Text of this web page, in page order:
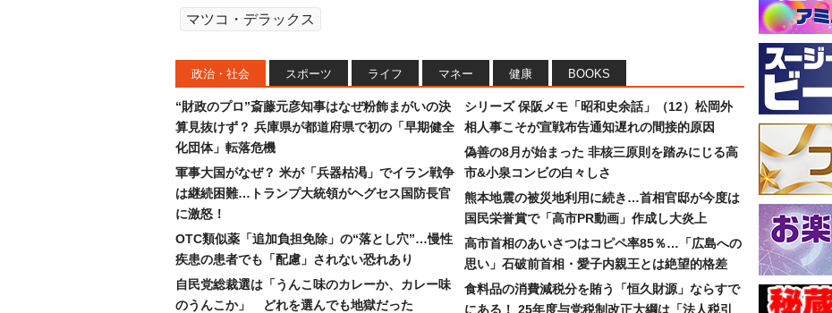
マツコ・デラックス
政治・社会 スポーツ ライフ マネー 健康 BOOKS
“財政のプロ”斎藤元彦知事はなぜ粉飾まがいの決
算見抜けず？ 兵庫県が都道府県で初の「早期健全
化団体」転落危機
軍事大国がなぜ？ 米が「兵器枯渇」でイラン戦争
は継続困難…トランプ大統領がヘグセス国防長官
に激怒！
OTC類似薬「追加負担免除」の“落とし穴”…慢性
疾患の患者でも「配慮」されない恐れあり
自民党総裁選は「うんこ味のカレーか、カレー味
のうんこか」 どれを選んでも地獄だった
シリーズ 保阪メモ「昭和史余話」（12）松岡外
相人事こそが宣戦布告通知遅れの間接的原因
偽善の8月が始まった 非核三原則を踏みにじる高
市&小泉コンビの白々しさ
熊本地震の被災地利用に続き…首相官邸が今度は
国民栄誉賞で「高市PR動画」作成し大炎上
高市首相のあいさつはコピペ率85％…「広島への
思い」石破前首相・愛子内親王とは絶望的格差
食料品の消費減税分を賄う「恒久財源」ならすで
にある！ 25年度与党税制改正大綱は「法人税引